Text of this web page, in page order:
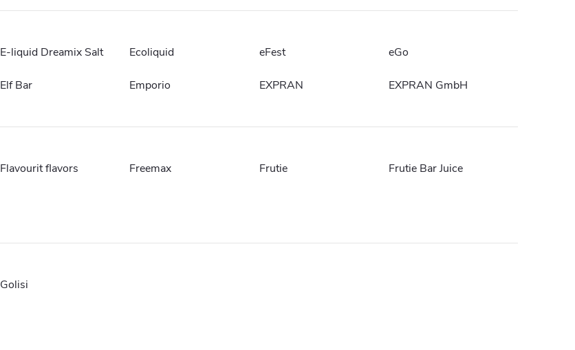
E-liquid Dreamix Salt Ecoliquid eFest eGo
Elf Bar Emporio EXPRAN EXPRAN GmbH
Flavourit flavors Freemax Frutie Frutie Bar Juice
Golisi